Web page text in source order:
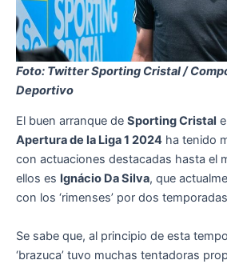
Foto: Twitter Sporting Cristal/
Deportivo
El buen arranque de Sporting Cristal
Apertura de la Liga 1 2024 ha tenido
con actuaciones destacadas hasta el
ellos es Ignácio Da Silva, que
con los ‘rimenses’ por dos
Se sabe que, al principio de esta
‘brazuca’ tuvo muchas tentadoras